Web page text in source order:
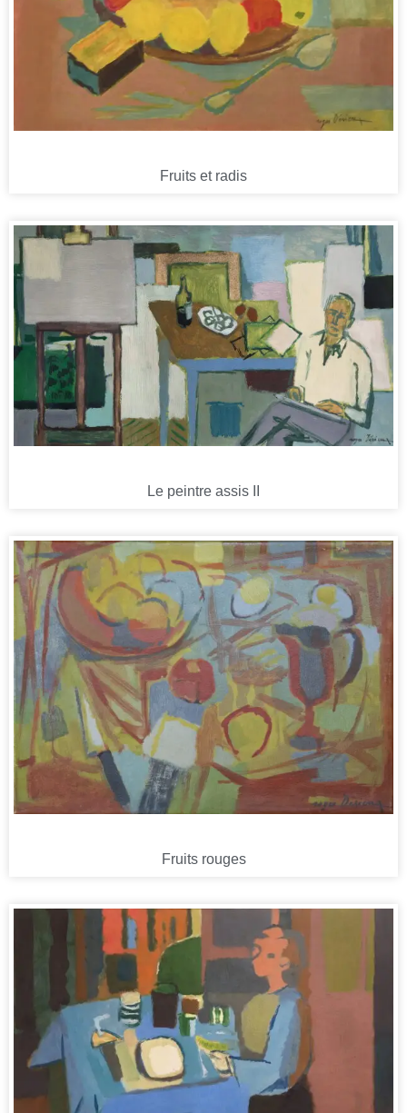
Fruits et radis
Le peintre assis II
Fruits rouges